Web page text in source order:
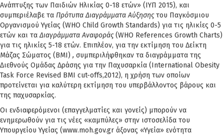
Ανάπτυξης των Παιδιών Ηλικίας 0-18 ετών» (ΙΥΠ 2015), και
συμπεριέλαβε τα Πρότυπα Διαγράμματα Αύξησηςτου Παγκόσμιου
Οργανισμού Υγείας (WHO Child Growth Standards) για τις ηλικίες 0-5
ετών και ταΔιαγράμματα Αναφοράς(WHO References Growth Charts)
για τις ηλικίες 5-18 ετών. Επιπλέον, για την εκτίμηση του Δείκτη
Μάζας Σώματος (ΒΜΙ) , συμπεριλήφθηκαν τα διαγράμματα της
Διεθνούς Ομάδας Δράσης για την Παχυσαρκία (Ιnternational Obesity
Task Force Revised BMI cut-offs,2012), η χρήση των οποίων
προτείνεται για καλύτερη εκτίμηση του υπερβάλλοντος βάρους και
της παχυσαρκίας.
Οι ενδιαφερόμενοι (επαγγελματίες και γονείς) μπορούν να
ενημερωθούν για τις νέες «καμπύλες» στην ιστοσελίδα του
Υπουργείου Υγείας (www.moh.gov.gr άξονας «Υγεία» ενότητα